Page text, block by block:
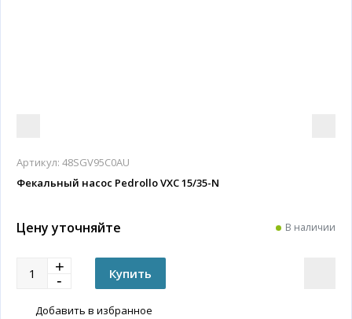
Артикул: 48SGV95C0AU
Фекальный насос Pedrollo VXC 15/35-N
Цену уточняйте В наличии
Добавить в избранное